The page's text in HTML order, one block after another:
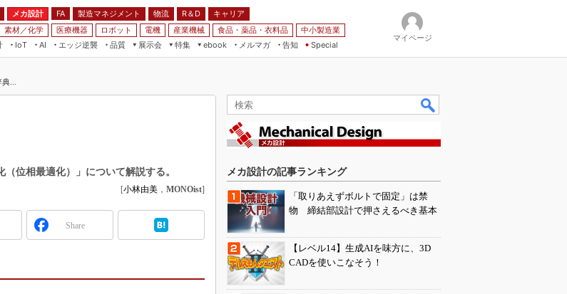
メカ設計 FA 製造マネジメント 物流 R＆D
キャリア
素材／化学 医療機器 ロボット 電機 産業機械 食品・薬品・衣料品
中小製造業
IoT
AI
エッジ逆襲 品質
展示会
ジャパンモビリティショー
特集
FPGA
ISO26262
ebook
素材／化学
メルマガ
告知 Special
マイページ
...
位相最適化）」について解説する。
[小林由美 ， MONOist]
Share
メカ設計の記事ランキング
「取りあえずボルトで固定」は禁
物 締結部設計で押さえるべき基本
【レベル14】生成AIを味方に、3D
CADを使いこなそう！